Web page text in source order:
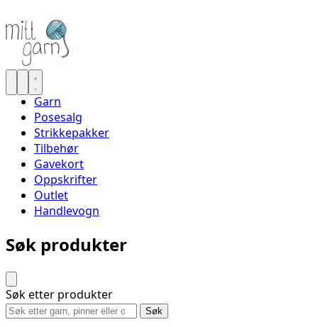
Garn
Posesalg
Strikkepakker
Tilbehør
Gavekort
Oppskrifter
Outlet
Handlevogn
Søk produkter
Søk etter produkter
Søk